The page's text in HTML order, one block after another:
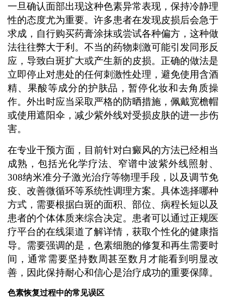
一旦确认面部出现这种色素异常表现，保持冷静理
性的态度尤为重要。许多患者在发现皮损后会急于
求成，自行购买药膏涂抹或尝试各种偏方，这种做
法往往弊大于利。不当的药物刺激可能引发同形反
应，导致白斑扩大或产生新的皮损。正确的做法是
立即停止对患处的任何刺激性处理，避免使用含酒
精、果酸等成分的护肤品，暂停化妆和去角质操
作。外出时应当采取严格的防晒措施，佩戴宽檐帽
或使用遮阳伞，减少紫外线对受损皮肤的进一步伤
害。
在专业干预方面，目前针对白癜风的方法已经相当
成熟，包括光化学疗法、窄谱中波紫外线照射、
308纳米准分子激光治疗等物理手段，以及调节免
疫、改善微循环等系统性调理方案。具体选择哪种
方式，需要根据白斑的面积、部位、病程长短以及
患者的个体体质来综合决定。患者可以通过正规医
疗平台的在线渠道了解详情，获取个性化的健康指
导。需要强调的是，色素细胞的修复和再生需要时
间，通常需要坚持数周甚至数月才能看到明显改
善，因此保持耐心和信心是治疗成功的重要保障。
色素恢复过程中的常见误区